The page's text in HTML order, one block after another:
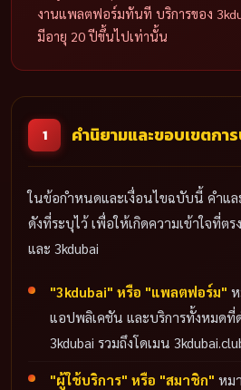
งานแพลตฟอร์มทันที บริการของ
มีอายุ 20 ปีขึ้นไปเท่านั้น
1 คำนิยามและขอบเขตกา
ในข้อกำหนดและเงื่อนไขฉบับนี้ คำแ
ดังที่ระบุไว้ เพื่อให้เกิดความเข้าใจที่ต
และ 3kdubai
"3kdubai" หรือ "แพลตฟอร์ม"
แอปพลิเคชัน และบริการทั้งหมดที่
3kdubai รวมถึงโดเมน
"ผู้ใช้บริการ" หรือ "สมาชิก" หม